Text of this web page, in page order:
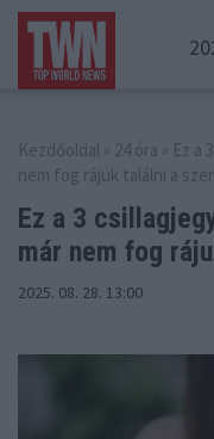
Kezdőoldal » 24 óra » Ez a
nem fog rájuk találni a
Ez a 3
már nem fog
2025. 08. 28. 13:00